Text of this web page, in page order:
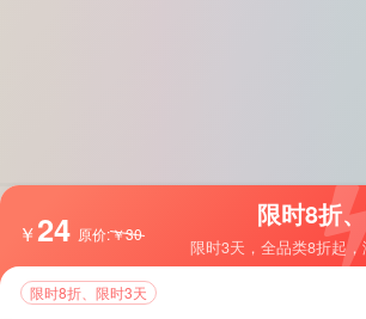
自营 麦子多功能插件
没加密
￥24 原价:￥30
限时8折
限时3天，全品类8折起，
限时8折、限时3天